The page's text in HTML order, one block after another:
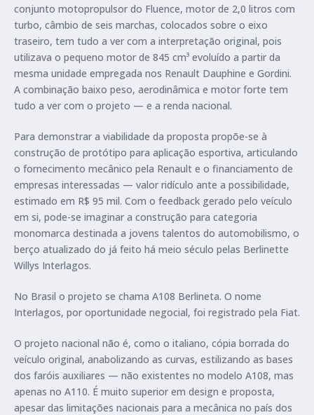
conjunto motopropulsor do Fluence, motor de 2,0 litros com
turbo, câmbio de seis marchas, colocados sobre o eixo
traseiro, tem tudo a ver com a interpretação original, pois
utilizava o pequeno motor de 845 cm³ evoluído a partir da
mesma unidade empregada nos Renault Dauphine e Gordini.
A combinação baixo peso, aerodinâmica e motor forte tem
tudo a ver com o projeto — e a renda nacional.
Para demonstrar a viabilidade da proposta propõe-se à
construção de protótipo para aplicação esportiva, articulando
o fornecimento mecânico pela Renault e o financiamento de
empresas interessadas — valor ridículo ante a possibilidade,
estimado em R$ 95 mil. Com o feedback gerado pelo veículo
em si, pode-se imaginar a construção para categoria
monomarca destinada a jovens talentos do automobilismo, o
berço atualizado do já feito há meio século pelas Berlinette
Willys Interlagos.
No Brasil o projeto se chama A108 Berlineta. O nome
Interlagos, por oportunidade negocial, foi registrado pela Fiat.
O projeto nacional não é, como o italiano, cópia borrada do
veículo original, anabolizando as curvas, estilizando as bases
dos faróis auxiliares — não existentes no modelo A108, mas
apenas no A110. É muito superior em design e proposta,
apesar das limitações nacionais para a mecânica no país dos